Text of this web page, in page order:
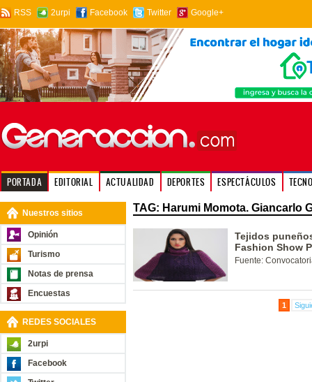
RSS 2urpi Facebook Twitter Google+
PORTADA EDITORIAL ACTUALIDAD DEPORTES ESPECTÁCULOS
Nuestros sitios
Opinión
Turismo
Notas de prensa
Encuestas
REDES SOCIALES
2urpi
Facebook
TAG: Harumi Momota. Giancarlo
Tejidos
Fashion Show
Fuente:
1